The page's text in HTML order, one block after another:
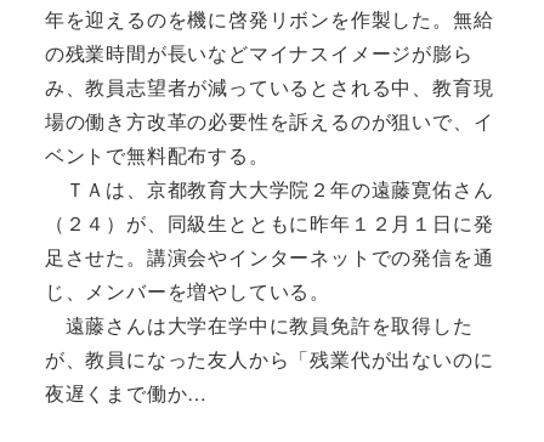
年を迎えるのを機に啓発リボンを作製した。無給
の残業時間が長いなどマイナスイメージが膨ら
み、教員志望者が減っているとされる中、教育現
場の働き方改革の必要性を訴えるのが狙いで、イ
ベントで無料配布する。
ＴＡは、京都教育大大学院２年の遠藤寛佑さん
（２４）が、同級生とともに昨年１２月１日に発
足させた。講演会やインターネットでの発信を通
じ、メンバーを増やしている。
遠藤さんは大学在学中に教員免許を取得した
が、教員になった友人から「残業代が出ないのに
夜遅くまで働か…